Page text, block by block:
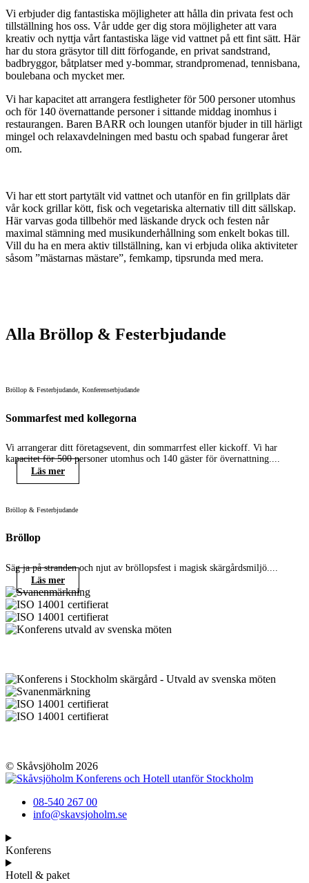
Vi erbjuder dig fantastiska möjligheter att hålla din privata fest och
tillställning hos oss. Vår udde ger dig stora möjligheter att vara
kreativ och nyttja vårt fantastiska läge vid vattnet på ett fint sätt. Här
har du stora gräsytor till ditt förfogande, en privat sandstrand,
badbryggor, båtplatser med y-bommar, strandpromenad, tennisbana,
boulebana och mycket mer.
Vi har kapacitet att arrangera festligheter för 500 personer utomhus
och för 140 övernattande personer i sittande middag inomhus i
restaurangen. Baren BARR och loungen utanför bjuder in till härligt
mingel och relaxavdelningen med bastu och spabad fungerar året
om.
Vi har ett stort partytält vid vattnet och utanför en fin grillplats där
vår kock grillar kött, fisk och vegetariska alternativ till ditt sällskap.
Här varvas goda tillbehör med läskande dryck och festen når
maximal stämning med musikunderhållning som enkelt bokas till.
Vill du ha en mera aktiv tillställning, kan vi erbjuda olika aktiviteter
såsom ”mästarnas mästare”, femkamp, tipsrunda med mera.
Alla Bröllop & Festerbjudande
Bröllop & Festerbjudande Konferenserbjudande
Sommarfest med kollegorna
Vi arrangerar ditt företagsevent, din sommarrfest eller kickoff. Vi har
kapacitet för 500 personer utomhus och 140 gäster för övernattning....
Läs mer
Bröllop & Festerbjudande
Bröllop
Säg ja på stranden och njut av bröllopsfest i magisk skärgårdsmiljö....
Läs mer
© Skåvsjöholm 2026
08-540 267 00
info@skavsjoholm.se
Konferens
Hotell & paket